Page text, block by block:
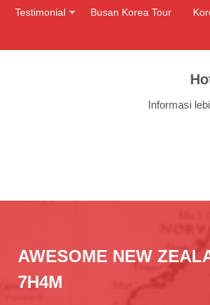
Testimonial Busan Korea Tour
Informasi
AWESOME NEW
7H4M